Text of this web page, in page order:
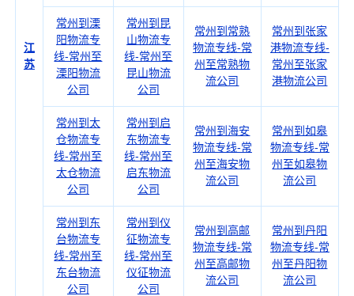
江
苏
常州到溧
阳物流专
线-常州至
溧阳物流
公司
常州到昆
山物流专
线-常州至
昆山物流
公司
常州到常熟
物流专线-常
州至常熟物
流公司
常州到张家
港物流专线-
常州至张家
港物流公司
常州到太
仓物流专
线-常州至
太仓物流
公司
常州到启
东物流专
线-常州至
启东物流
公司
常州到海安
物流专线-常
州至海安物
流公司
常州到如皋
物流专线-常
州至如皋物
流公司
常州到东
台物流专
线-常州至
东台物流
公司
常州到仪
征物流专
线-常州至
仪征物流
公司
常州到高邮
物流专线-常
州至高邮物
流公司
常州到丹阳
物流专线-常
州至丹阳物
流公司